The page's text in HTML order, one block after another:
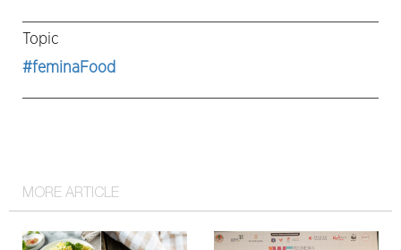
Topic
#feminaFood
MORE ARTICLE